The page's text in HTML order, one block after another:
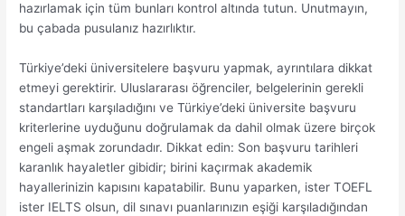
hazırlamak için tüm bunları kontrol altında tutun. Unutmayın,
bu çabada pusulanız hazırlıktır.
Türkiye’deki üniversitelere başvuru yapmak, ayrıntılara dikkat
etmeyi gerektirir. Uluslararası öğrenciler, belgelerinin gerekli
standartları karşıladığını ve Türkiye’deki üniversite başvuru
kriterlerine uyduğunu doğrulamak da dahil olmak üzere birçok
engeli aşmak zorundadır. Dikkat edin: Son başvuru tarihleri ​​
karanlık hayaletler gibidir; birini kaçırmak akademik
hayallerinizin kapısını kapatabilir. Bunu yaparken, ister TOEFL
ister IELTS olsun, dil sınavı puanlarınızın eşiği karşıladığından